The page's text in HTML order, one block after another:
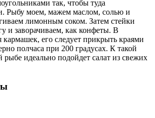
так, чтобы туда
Рыбу моем, мажем маслом, солью и
лимонным соком. Затем стейки
и заворачиваем, как конфеты. В
кармашек, его следует прикрыть краями
полчаса при 200 градусах. К такой
рыбе идеально подойдет салат из свежих